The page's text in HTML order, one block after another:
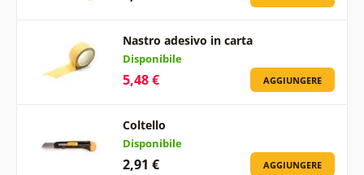
Nastro adesivo in carta
Disponibile
5,48 € AGGIUNGERE
Coltello
Disponibile
2,91 € AGGIUNGERE